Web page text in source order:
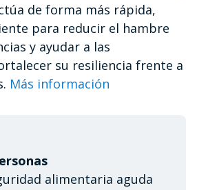
de forma más rápida,
para reducir el hambre
y ayudar a las
su resiliencia frente a
Más información
alimentaria aguda